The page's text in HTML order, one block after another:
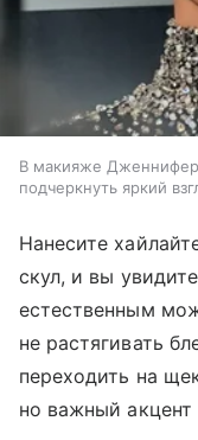
В макияже Дженнифер
подчеркнуть яркий
Нанесите
скул, и вы
естественным
не растягивать
переходить на
но важный акцент